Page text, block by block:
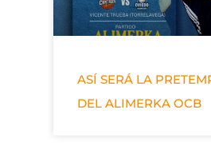
ASÍ SERÁ LA
DEL ALIMERKA OCB